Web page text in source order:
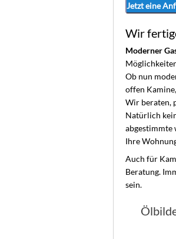
Jetzt eine
Wir
Moderner
Ob nun
offen
Wir beraten,
Natürlich
abgestimmte
Ihre
Auch für
Beratung.
sein.